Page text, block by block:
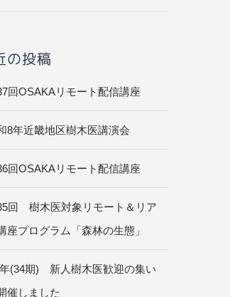
の投稿
回OSAKAリモート配信講座
8年近畿地区樹木医講演会
回OSAKAリモート配信講座
回 樹木医対象リモート＆リア
座プログラム「森林の生態」
(34期) 新人樹木医歓迎の集い
催しました